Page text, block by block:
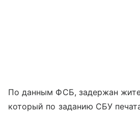
По данным ФСБ, задержан
который по заданию СБУ